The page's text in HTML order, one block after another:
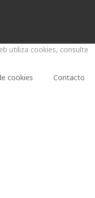
utiliza cookies, consulte
cookies Contacto